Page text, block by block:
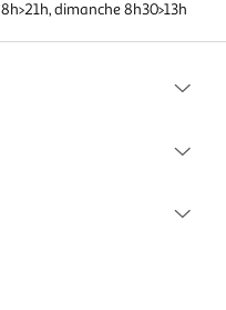
8h>21h, dimanche 8h30>13h